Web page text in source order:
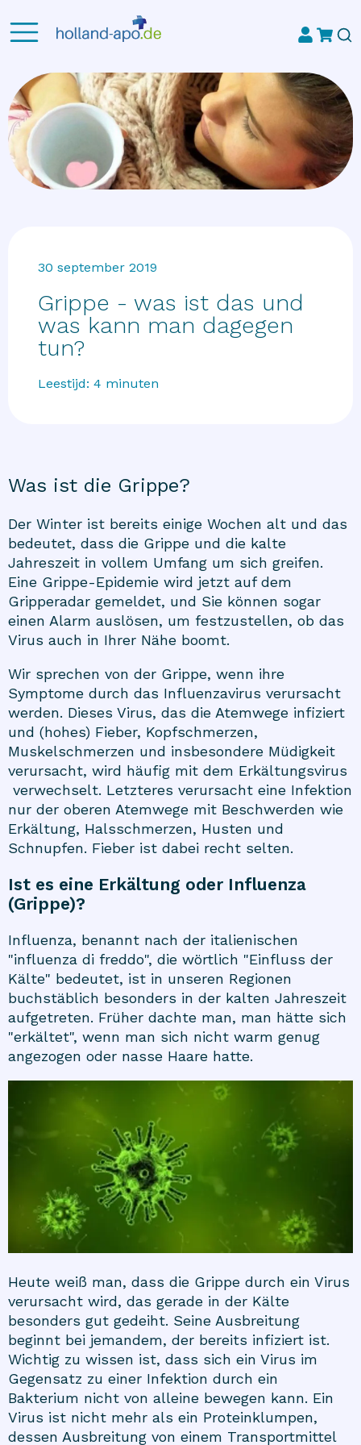
30 september 2019
Grippe - was ist das und
was kann man dagegen
tun?
Leestijd:4 minuten
Was ist die Grippe?
Der Winter ist bereits einige Wochen alt und das
bedeutet, dass die Grippe und die kalte
Jahreszeit in vollem Umfang um sich greifen.
Eine Grippe-Epidemie wird jetzt auf dem
Gripperadar gemeldet, und Sie können sogar
einen Alarm auslösen, um festzustellen, ob das
Virus auch in Ihrer Nähe boomt.
Wir sprechen von der Grippe, wenn ihre
Symptome durch das Influenzavirus verursacht
werden. Dieses Virus, das die Atemwege infiziert
und (hohes) Fieber, Kopfschmerzen,
Muskelschmerzen und insbesondere Müdigkeit
verursacht, wird häufig mit dem Erkältungsvirus
verwechselt. Letzteres verursacht eine Infektion
nur der oberen Atemwege mit Beschwerden wie
Erkältung, Halsschmerzen, Husten und
Schnupfen. Fieber ist dabei recht selten.
Ist es eine Erkältung oder Influenza
(Grippe)?
Influenza, benannt nach der italienischen
"influenza di freddo", die wörtlich "Einfluss der
Kälte" bedeutet, ist in unseren Regionen
buchstäblich besonders in der kalten Jahreszeit
aufgetreten. Früher dachte man, man hätte sich
"erkältet", wenn man sich nicht warm genug
angezogen oder nasse Haare hatte.
Heute weiß man, dass die Grippe durch ein Virus
verursacht wird, das gerade in der Kälte
besonders gut gedeiht. Seine Ausbreitung
beginnt bei jemandem, der bereits infiziert ist.
Wichtig zu wissen ist, dass sich ein Virus im
Gegensatz zu einer Infektion durch ein
Bakterium nicht von alleine bewegen kann. Ein
Virus ist nicht mehr als ein Proteinklumpen,
dessen Ausbreitung von einem Transportmittel